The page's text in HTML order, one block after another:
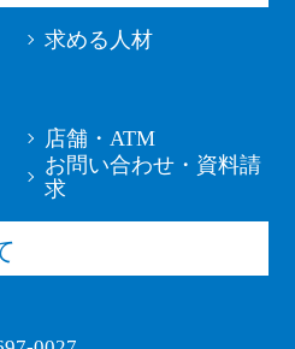
求める人材
店舗・ATM
お問い合わせ・資料請
求